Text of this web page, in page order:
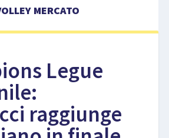
VOLLEY MERCATO
COMPETIZIONI
EVENTI
LIBRI
MERCATO
Legue
raggiunge